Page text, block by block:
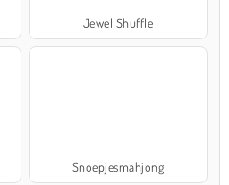
Jewel Shuffle
Snoepjesmahjong